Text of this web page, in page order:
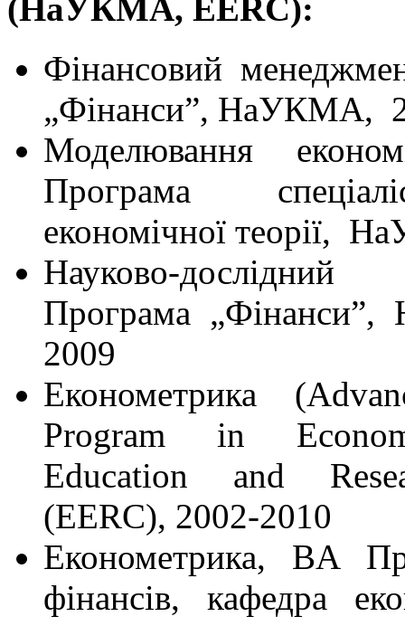
(НаУКМА, EERC):
Фінансовий
„Фінанси”, НаУКМА,
Моделювання
Програма
економічної теорії,
Науково-
Програма
2009
Економетрика
Program in
Education and
(EERC), 2002-2010
Економетрика, BA
фінансів, кафедра